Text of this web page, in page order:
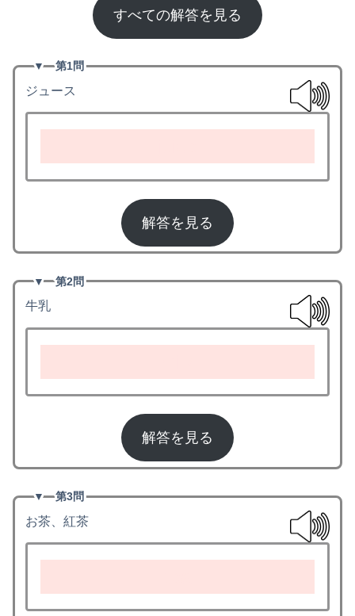
すべての解答を見る
▼第1問
ジュース
解答を見る
▼第2問
牛乳
解答を見る
▼第3問
お茶、紅茶